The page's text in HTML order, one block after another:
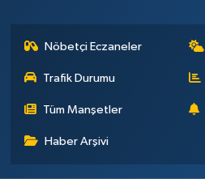
Nöbetçi Eczaneler
Trafik Durumu
Tüm Manşetler
Haber Arşivi